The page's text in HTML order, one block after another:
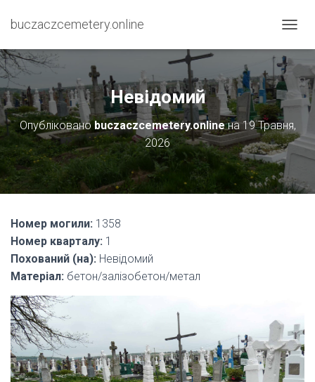
buczaczcemetery.online
Е
Р
У
Т
А
В
Невідомий
Опублікованоbuczaczcemetery.onlineна19 Травня,
2026
Номер могили: 1358
Номер кварталу: 1
Похований (на): Невідомий
Матеріал: бетон/залізобетон/метал